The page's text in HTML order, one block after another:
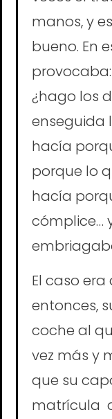
manos, y
bueno. En
provocaba:
¿hago los
enseguida
hacía
porque lo
hacía
cómplice…
El caso
entonces,
coche al
vez más y
que su
matrícula